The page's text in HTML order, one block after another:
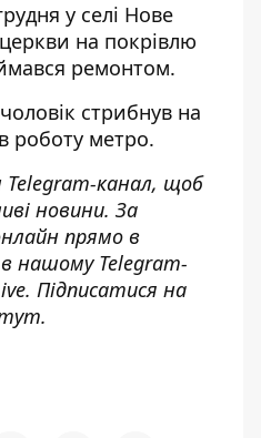
у селі Нове
на покрівлю
ремонтом.
чоловік стрибнув на
роботу метро.
Telegram-канал, щоб
новини. За
прямо в
нашому Telegram-
. Підписатися на